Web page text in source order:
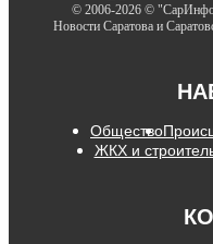
© 2006-2026 ©
Новости Саратова и
Общество
ЖКХ и